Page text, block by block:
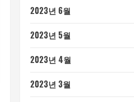
2023년 6월
2023년 5월
2023년 4월
2023년 3월